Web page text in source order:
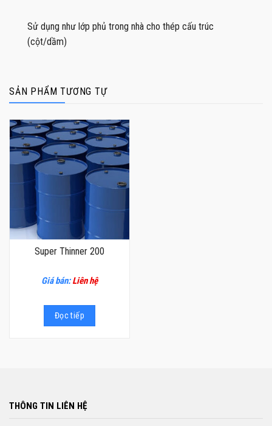
Sử dụng như lớp phủ trong nhà cho thép cấu trúc
(cột/dầm)
SẢN PHẨM TƯƠNG TỰ
Super Thinner 200
Giá bán:Liên hệ
Đọc tiếp
THÔNG TIN LIÊN HỆ